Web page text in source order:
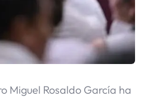
Miguel Rosaldo García ha